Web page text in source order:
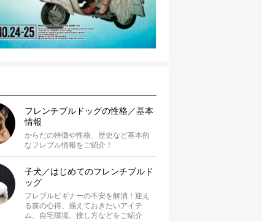
フレンチブルドッグの性格／基本
情報
からだの特徴や性格、歴史など基本的
なフレブル情報をご紹介！
子犬／はじめてのフレンチブルド
ッグ
フレブルビギナーの不安を解消！迎え
る前の心得、揃えておきたいアイテ
ム、自宅環境、接し方などをご紹介